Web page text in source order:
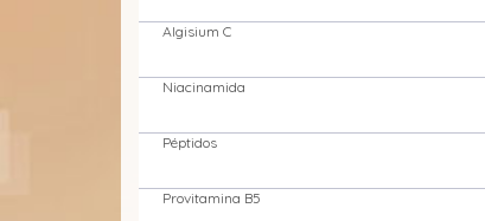
Algisium C
Niacinamida
Péptidos
Provitamina B5